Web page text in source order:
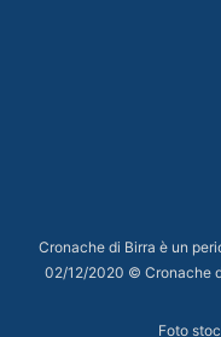
Cronache di Birra è un
02/12/2020 © Cronache
Foto